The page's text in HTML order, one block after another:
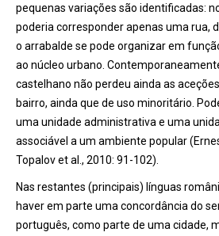
pequenas variações são identificadas:
poderia corresponder apenas uma rua,
o arrabalde se pode organizar em
ao núcleo urbano.
castelhano não perdeu ainda as
bairro, ainda que de uso minoritário.
uma unidade administrativa e uma
associável a um ambiente popular
Topalov et al., 2010: 91-102).
Nas restantes (principais) línguas
haver em parte uma concordância do
português, como parte de uma cidade,